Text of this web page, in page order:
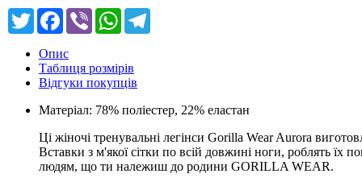
TwitterFacebook
Viber WhatsApp
Опис
Таблиця розмірів
Відгуки покупців
Матеріал: 78% поліестер, 22% еластан
Ці жіночі тренувальні легінси Gorilla Wear Aurora
Вставки з м'якої сітки по всій довжині ноги, роблять
людям, що ти належиш до родини GORILLA WEAR.